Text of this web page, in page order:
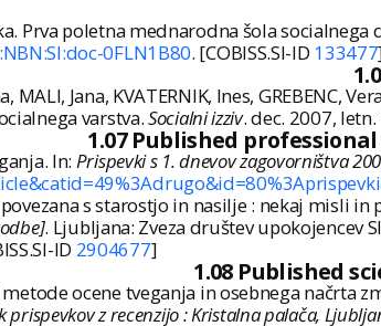
Prva poletna mednarodna šola
0FLN1B80. [COBISS.SI-ID 133477
MALI, Jana, KVATERNIK, Ines, GREBENC,
varstva.Socialni izziv. dec. 2007, letn.
1.07 Published
In: Prispevki s 1. dnevov zagovorništva
povezana s starostjo in nasilje : nekaj misli
. Ljubljana: Zveza društev upokojencev
ID 2904677]
1.08 Published
metode ocene tveganja in osebnega načrta
z recenzijo : Kristalna palača,